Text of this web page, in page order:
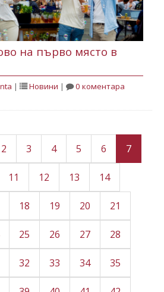
на първо място в
| Новини | 0 коментара
2 3 4 5 6 7
11 12 13 14
18 19 20 21
25 26 27 28
32 33 34 35